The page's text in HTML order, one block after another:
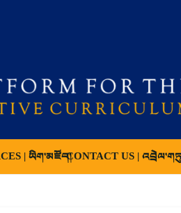
| ཡིག་མཛོད།CONTACT US |